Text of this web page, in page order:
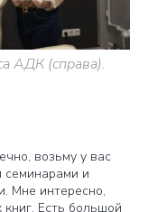
АДК (справа).
возьму у вас
семинарами и
Мне интересно,
Есть большой